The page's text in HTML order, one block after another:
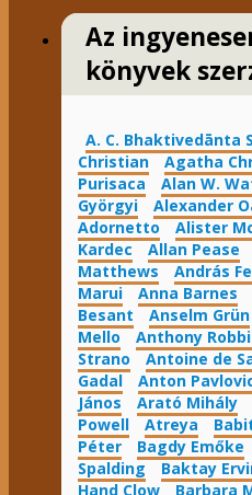
Az
könyvek
A. C. Bhaktivedānta
Christian
Agatha
Purisaca
Alan W.
Györgyi
Alexander
Adornetto
Alister
Kardec
Allan Pease
Matthews
András
Marui
Anna Barnes
Besant
Anselm Grün
Mello
Anthony
Strano
Antoine de
Gadal
Anton
János
Arató Mihály
Powell
Atreya
Péter
Bagdy Emőke
Spalding
Baktay
Hand Clow
Barbara